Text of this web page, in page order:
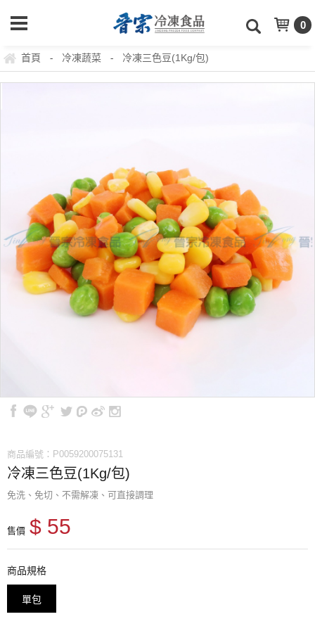
0
首頁 - 冷凍蔬菜 - 冷凍三色豆(1Kg/包)
商品編號：P0059200075131
冷凍三色豆(1Kg/包)
免洗、免切、不需解凍、可直接調理
售價 $ 55
商品規格
單包